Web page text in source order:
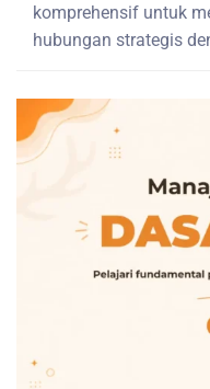
komprehensif untuk
hubungan strategis